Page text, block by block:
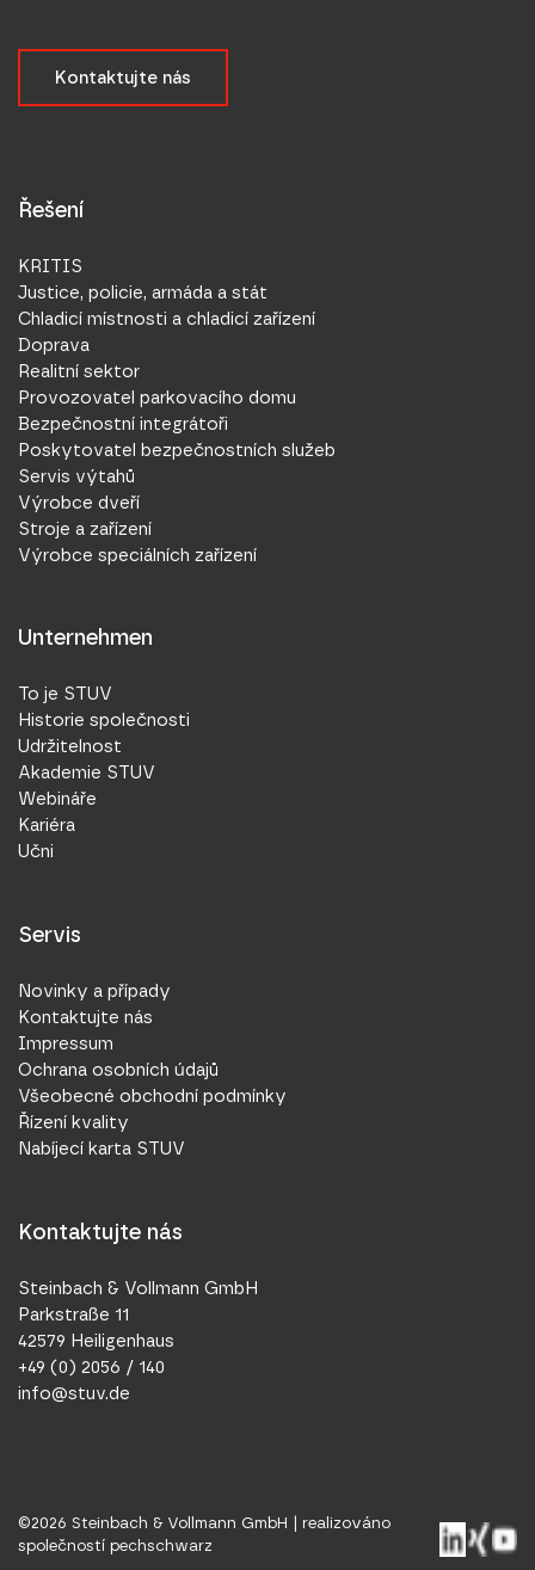
Kontaktujte nás
Řešení
KRITIS
Justice, policie, armáda a stát
Chladicí místnosti a chladicí zařízení
Doprava
Realitní sektor
Provozovatel parkovacího domu
Bezpečnostní integrátoři
Poskytovatel bezpečnostních služeb
Servis výtahů
Výrobce dveří
Stroje a zařízení
Výrobce speciálních zařízení
Unternehmen
To je STUV
Historie společnosti
Udržitelnost
Akademie STUV
Webináře
Kariéra
Učni
Servis
Novinky a případy
Kontaktujte nás
Impressum
Ochrana osobních údajů
Všeobecné obchodní podmínky
Řízení kvality
Nabíjecí karta STUV
Kontaktujte nás
Steinbach & Vollmann GmbH
Parkstraße 11
42579 Heiligenhaus
+49 (0) 2056 / 140
info@stuv.de
©2026 Steinbach & Vollmann GmbH | realizováno
společností pechschwarz